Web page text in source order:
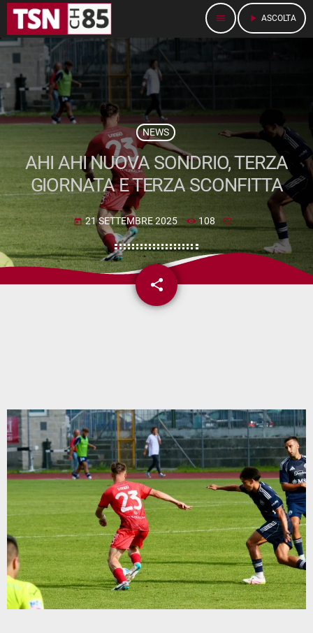
menu play_arrow ASCOLTA
NEWS
AHI AHI NUOVA SONDRIO, TERZA
GIORNATA E TERZA SCONFITTA
today 21 SETTEMBRE 2025 108
share
email